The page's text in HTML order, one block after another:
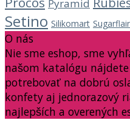
Pyramid
Setino Silikomart
O nás
Nie sme eshop, sme
našom katalógu
potrebovať na dobrú
konfety aj jednorazový
najlepších a overených